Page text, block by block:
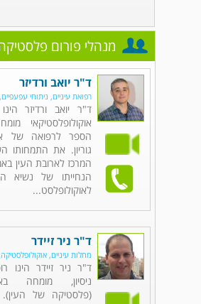
מנהלי פורום
ד"ר יואב ורדיזר
רפואת עיניים, ניתוחי
ד"ר יואב ורדיזר
אוקולופלסטיקאי
הספר לרפואה של
גוריון. את התמחותו
המרכז לארובת העין
הנחייתו של נשיא
לאוקולופלסט...
ד"ר ניר זיידר
מחלות עיניים,
ד"ר ניר זיידר הינו
ניסיון, מומחה
(פלסטיקה של העין).